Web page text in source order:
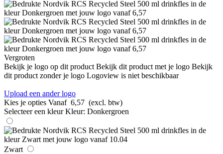
Vergroten
Bekijk je logo op dit product Bekijk dit product met je logo Bekijk
dit product zonder je logo Logoview is niet beschikbaar
Upload een ander logo
Kies je opties Vanaf 6,57 (excl. btw)
Selecteer een kleur Kleur: Donkergroen
Zwart